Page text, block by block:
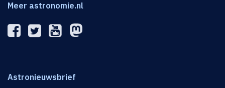
Meer astronomie.nl
Astronieuwsbrief